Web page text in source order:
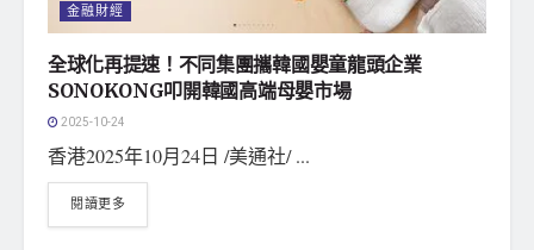
金融財經
全球化再提速！不同集團攜韓國嬰童龍頭企業
SONOKONG叩開韓國高端母嬰市場
2025-10-24
香港2025年10月24日 /美通社/ ...
閱讀更多